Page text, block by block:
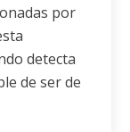
por
detecta
de ser de